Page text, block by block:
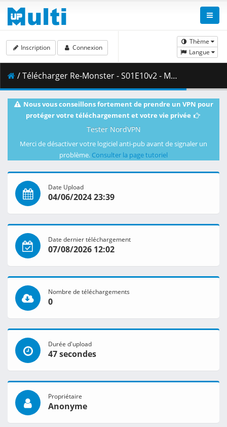
Thème
Langue
Inscription Connexion
/ Télécharger Re-Monster - S01E10v2 - MULTi 480p WEB x264 -NanDesuKa (CR).mkv.001 ( 268.52 MB )
Nous vous conseillons fortement de prendre un VPN pour
protéger votre téléchargement et votre vie privée
Tester NordVPN
Merci de désactiver votre logiciel anti-pub avant de signaler un
problème. Consulter la page tutoriel
Date Upload
04/06/2024 23:39
Date dernier téléchargement
07/08/2026 12:02
Nombre de téléchargements
0
Durée d'upload
47 secondes
Propriétaire
Anonyme